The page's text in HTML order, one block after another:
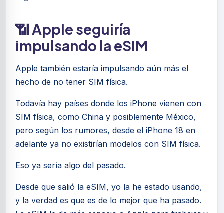
📶 Apple seguiría
impulsando la eSIM
Apple también estaría impulsando aún más el
hecho de no tener SIM física.
Todavía hay países donde los iPhone vienen con
SIM física, como China y posiblemente México,
pero según los rumores, desde el iPhone 18 en
adelante ya no existirían modelos con SIM física.
Eso ya sería algo del pasado.
Desde que salió la eSIM, yo la he estado usando,
y la verdad es que es de lo mejor que ha pasado.